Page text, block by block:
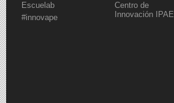
Escuelab
#innovape
Centro de
Innovación IPAE